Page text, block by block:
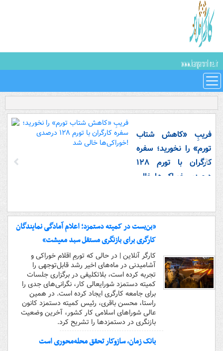
فریبِ «کاهش شتاب
تورم» را نخورید؛ سفره
کارگران با تورم ۱۲۸
درصدی خوراکی‌ها خالی
«بن‌بست در کمیته دستمزد؛ اعلام آمادگی نمایندگان
کارگری برای بازنگری مستقل سبد معیشت»
کارگر آنلاین | در حالی که تورمِ اقلام خوراکی و
آشامیدنی در ماه‌های اخیر رشد قابل‌توجهی را
تجربه کرده است، بلاتکلیفی در برگزاری جلسات
کمیته دستمزد شورایعالی کار، نگرانی‌های جدی را
برای جامعه کارگری ایجاد کرده است. در همین
راستا، محسن باقری، رئیس کمیته دستمزد کانون
عالی شوراهای اسلامی کار کشور، آخرین وضعیت
بازنگری در دستمزدها را تشریح کرد.
بانک زمان، سازوکار تحقق محله‌محوری است